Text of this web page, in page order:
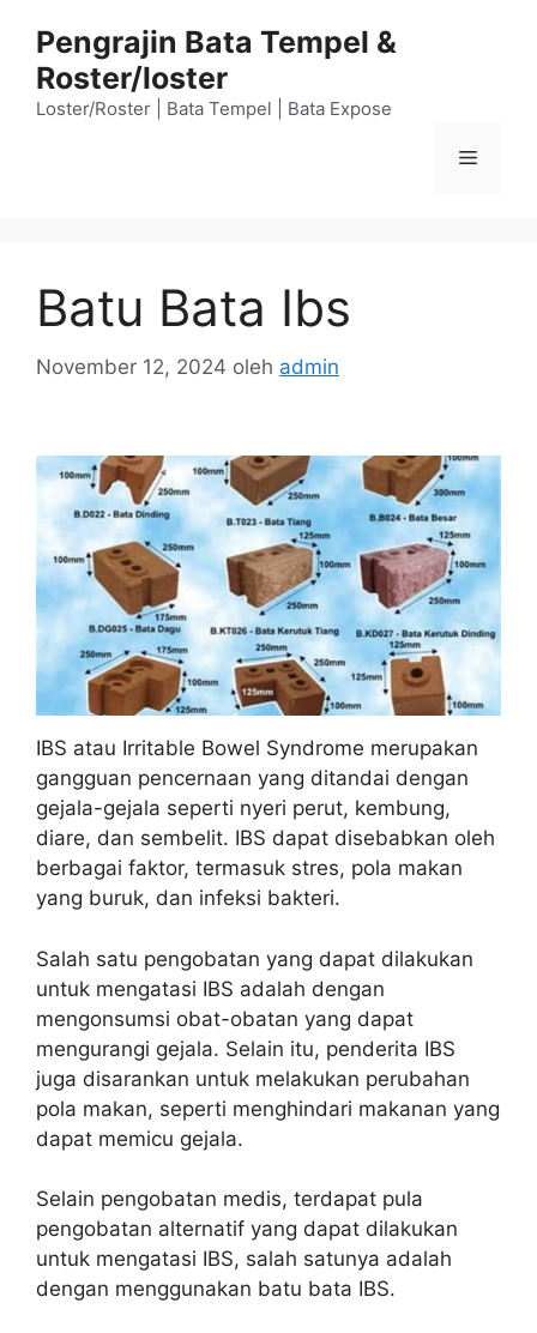
Pengrajin Bata Tempel &
Roster/loster
Loster/Roster | Bata Tempel | Bata Expose
Menu
Batu Bata Ibs
November 12, 2024 oleh admin
IBS atau Irritable Bowel Syndrome merupakan
gangguan pencernaan yang ditandai dengan
gejala-gejala seperti nyeri perut, kembung,
diare, dan sembelit. IBS dapat disebabkan oleh
berbagai faktor, termasuk stres, pola makan
yang buruk, dan infeksi bakteri.
Salah satu pengobatan yang dapat dilakukan
untuk mengatasi IBS adalah dengan
mengonsumsi obat-obatan yang dapat
mengurangi gejala. Selain itu, penderita IBS
juga disarankan untuk melakukan perubahan
pola makan, seperti menghindari makanan yang
dapat memicu gejala.
Selain pengobatan medis, terdapat pula
pengobatan alternatif yang dapat dilakukan
untuk mengatasi IBS, salah satunya adalah
dengan menggunakan batu bata IBS.